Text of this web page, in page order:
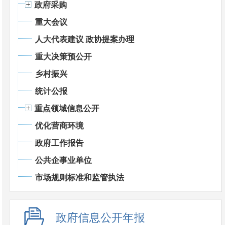
政府采购
重大会议
人大代表建议 政协提案办理
重大决策预公开
乡村振兴
统计公报
重点领域信息公开
优化营商环境
政府工作报告
公共企事业单位
市场规则标准和监管执法
政府信息公开年报